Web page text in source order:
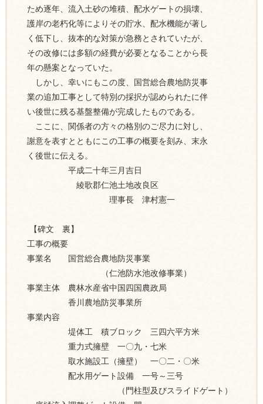
ため逐年、流入土砂の堆積、配水ゲートの損壊、
護岸の老朽化等によりその貯水、配水機能が著し
く低下し、抜本的な対策が急務とされていたが、
その改修には多額の経費が必要となることから長
年の懸案となっていた。
しかし、幸いにもこの度、国営総合農地防災事
業の追加工事として特別の採択が認められたに伴
い後世に残る基盤整備が完成したものである。
ここに、関係者の方々の格別のご尽力に対し、
謝意を表すとともにこの工事の概要を刻み、末永
く後世に伝える。
平成二十年三月吉日
綾歌郡仁池土地改良区
理事長 津村憲一
【碑文 裏】
工事の概要
事業名 国営総合農地防災事業
（仁池防水池改修事業）
事業主体 農林水産省中国四国農政局
香川農地防災事業所
事業内容
堤体工 積ブロック 三四六平方米
重力式擁壁 一〇九・七米
取水施設工（擁壁） 一〇二・〇米
配水用ゲート設備 一号～三号
（門柱型及びスライドゲート）